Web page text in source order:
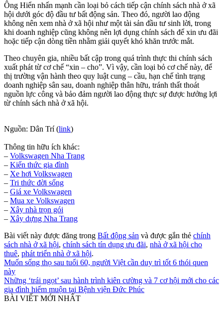
Ông Hiển nhấn mạnh cần loại bỏ cách tiếp cận chính sách nhà ở xã
hội dưới góc độ đầu tư bất động sản. Theo đó, người lao động
không nên xem nhà ở xã hội như một tài sản đầu tư sinh lời, trong
khi doanh nghiệp cũng không nên lợi dụng chính sách để xin ưu đãi
hoặc tiếp cận dòng tiền nhằm giải quyết khó khăn trước mắt.
Theo chuyên gia, nhiều bất cập trong quá trình thực thi chính sách
xuất phát từ cơ chế “xin – cho”. Vì vậy, cần loại bỏ cơ chế này, để
thị trường vận hành theo quy luật cung – cầu, hạn chế tình trạng
doanh nghiệp sân sau, doanh nghiệp thân hữu, tránh thất thoát
nguồn lực công và bảo đảm người lao động thực sự được hưởng lợi
từ chính sách nhà ở xã hội.
Nguồn: Dân Trí (link)
Thông tin hữu ích khác:
– Volkswagen Nha Trang
– Kiến thức gia đình
– Xe hơi Volkswagen
– Tri thức đời sống
– Giá xe Volkswagen
– Mua xe Volkswagen
– Xây nhà trọn gói
– Xây dựng Nha Trang
Bài viết này được đăng trong Bất động sản và được gắn thẻ chính
sách nhà ở xã hội, chính sách tín dụng ưu đãi, nhà ở xã hội cho
thuê, phát triển nhà ở xã hội.
Muốn sống thọ sau tuổi 60, người Việt cần duy trì tốt 6 thói quen
này
Những ‘trái ngọt’ sau hành trình kiên cường và 7 cơ hội mới cho các
gia đình hiếm muộn tại Bệnh viện Đức Phúc
BÀI VIẾT MỚI NHẤT